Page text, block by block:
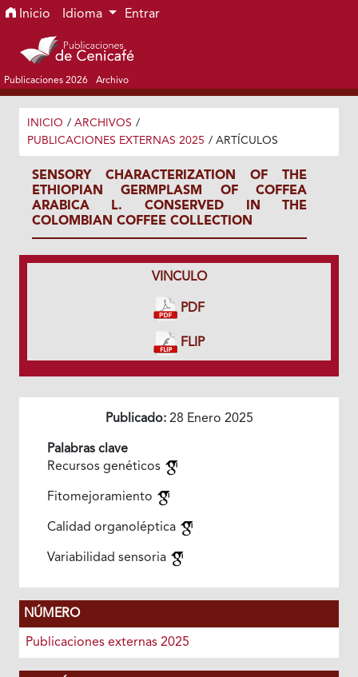
Ir al menú de navegación principal
Ir al contenido principal
Ir al pie de página del sitio
Inicio Idioma Entrar
Publicaciones 2026 Archivo
INICIO / ARCHIVOS /
PUBLICACIONES EXTERNAS 2025 / ARTÍCULOS
SENSORY CHARACTERIZATION OF THE
ETHIOPIAN GERMPLASM OF COFFEA
ARABICA L. CONSERVED IN THE
COLOMBIAN COFFEE COLLECTION
VINCULO
PDF
FLIP
Publicado:28 Enero 2025
Palabras clave
Recursos genéticos
Fitomejoramiento
Calidad organoléptica
Variabilidad sensoria
NÚMERO
Publicaciones externas 2025